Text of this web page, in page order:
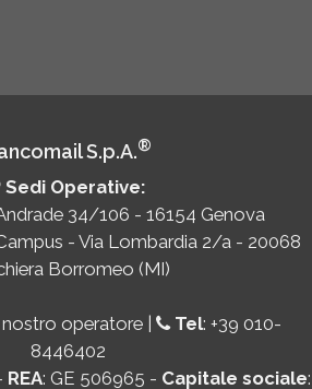
S.p.A.®
Sedi Operative:
34/106 - 16154 Genova
- Via Lombardia 2/a - 20068
Borromeo (MI)
operatore | Tel: +39 010-
8446402
REA: GE 506965 - Capitale sociale: